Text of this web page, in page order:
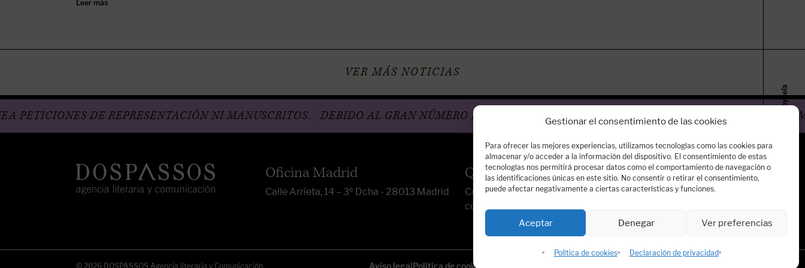
Gestionar el consentimiento de las cookies
Para ofrecer las mejores experiencias, utilizamos tecnologías como las cookies para
almacenar y/o acceder a la información del dispositivo. El consentimiento de estas
tecnologías nos permitirá procesar datos como el comportamiento de navegación o
las identificaciones únicas en este sitio. No consentir o retirar el consentimiento,
puede afectar negativamente a ciertas características y funciones.
Aceptar Denegar Ver preferencias
Política de cookies Declaración de privacidad
Leer más
VER MÁS NOTICIAS
DE REPRESENTACIÓN NI MANUSCRITOS. DEBIDO AL GRAN NÚMERO DE SOLICITUDES, LA AGENCIA NO ACEPTA DE MANERA
Oficina Madrid
Calle Arrieta, 14 – 3º Dcha - 28013 Madrid
Quiénes somos
Contacta con nosotros:
contacto@dospassos.es
© 2026 DOSPASSOS Agencia literaria y Comunicación Aviso legalPolítica de cookies
Fernando Royuela
TW